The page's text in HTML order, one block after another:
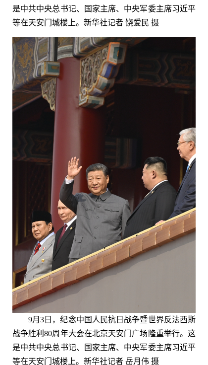
是中共中央总书记、国家主席、中央军委主席习近平
等在天安门城楼上。新华社记者 饶爱民 摄
9月3日，纪念中国人民抗日战争暨世界反法西斯
战争胜利80周年大会在北京天安门广场隆重举行。这
是中共中央总书记、国家主席、中央军委主席习近平
等在天安门城楼上。新华社记者 岳月伟 摄